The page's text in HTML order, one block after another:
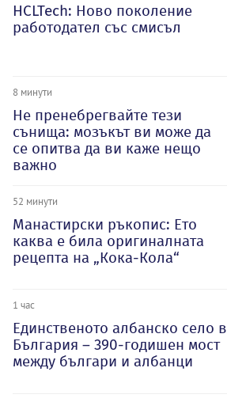
HCLTech: Ново поколение
работодател със смисъл
8 минути
Не пренебрегвайте тези
сънища: мозъкът ви може да
се опитва да ви каже нещо
важно
52 минути
Манастирски ръкопис: Ето
каква е била оригиналната
рецепта на „Кока-Кола“
1 час
Единственото албанско село в
България – 390-годишен мост
между българи и албанци